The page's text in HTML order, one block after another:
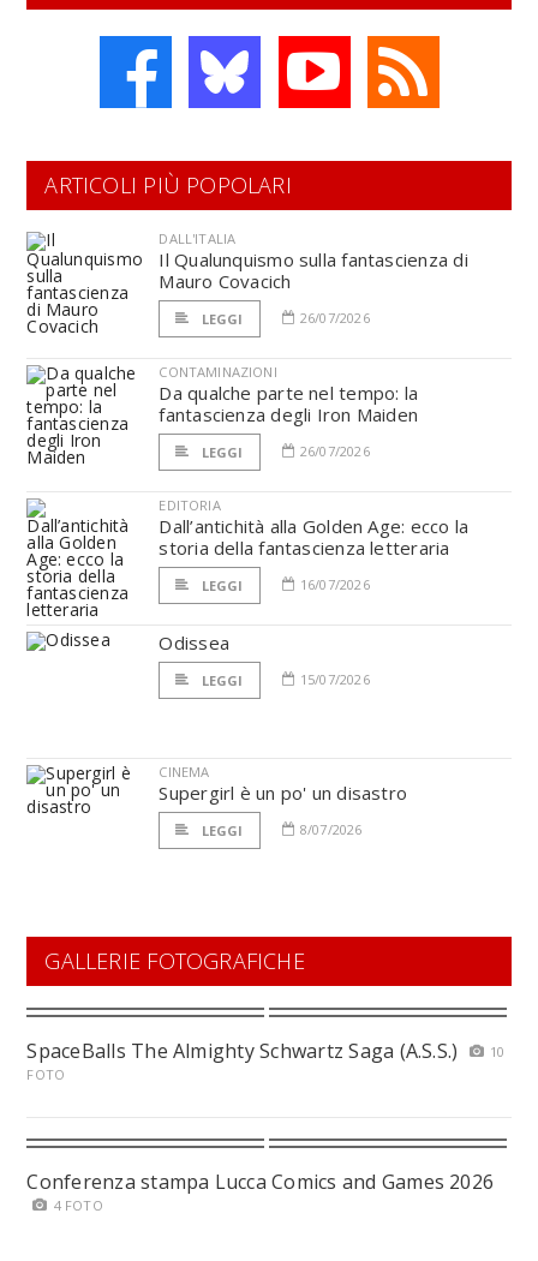
ARTICOLI PIÙ POPOLARI
DALL'ITALIA
Il Qualunquismo sulla fantascienza di
Mauro Covacich
LEGGI 26/07/2026
CONTAMINAZIONI
Da qualche parte nel tempo: la
fantascienza degli Iron Maiden
LEGGI 26/07/2026
EDITORIA
Dall’antichità alla Golden Age: ecco la
storia della fantascienza letteraria
LEGGI 16/07/2026
Odissea
LEGGI 15/07/2026
CINEMA
Supergirl è un po' un disastro
LEGGI 8/07/2026
GALLERIE FOTOGRAFICHE
SpaceBalls The Almighty Schwartz Saga (A.S.S.)
10
FOTO
Conferenza stampa Lucca Comics and Games 2026
4 FOTO